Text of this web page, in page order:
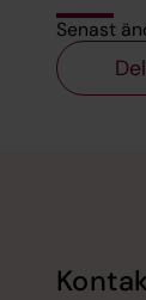
Senast